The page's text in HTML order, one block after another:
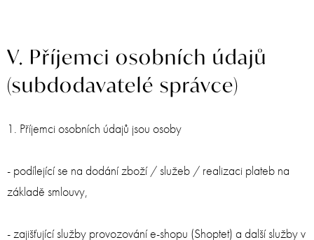
V. Příjemci osobních údajů
(subdodavatelé správce)
1. Příjemci osobních údajů jsou osoby
- podílející se na dodání zboží / služeb / realizaci plateb na
základě smlouvy,
- zajišťující služby provozování e-shopu (Shoptet) a další služby v